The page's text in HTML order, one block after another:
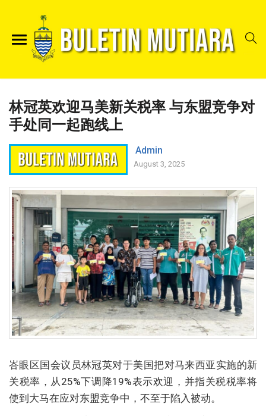
林冠英欢迎马美新关税率 与东盟竞争对
手处同一起跑线上
Admin
August 3, 2025
峇眼区国会议员林冠英对于美国把对马来西亚实施的新
关税率，从25%下调降19%表示欢迎，并指关税税率将
使到大马在应对东盟竞争中，不至于陷入被动。